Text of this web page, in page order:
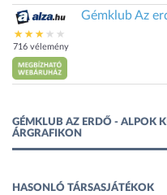
716 vélemény
Gémklub Az
GÉMKLUB AZ ERDŐ - ALPOK
ÁRGRAFIKON
HASONLÓ TÁRSASJÁTÉKOK